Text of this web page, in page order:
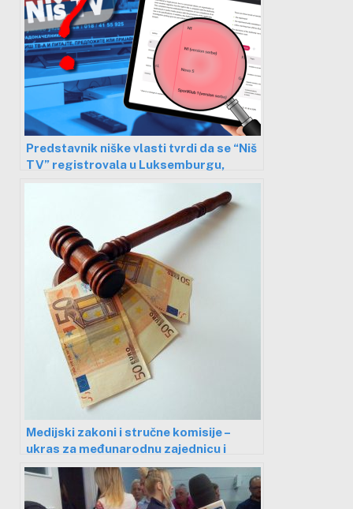
Predstavnik niške vlasti tvrdi da se “Niš
TV” registrovala u Luksemburgu,
njihove institucije to demantuju
Medijski zakoni i stručne komisije –
ukras za međunarodnu zajednicu i
šarena laža za domaću javnost